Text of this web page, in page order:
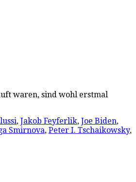
waren, sind wohl erstmal
, Jakob Feyferlik, Joe Biden,
Smirnova, Peter I. Tschaikowsky,